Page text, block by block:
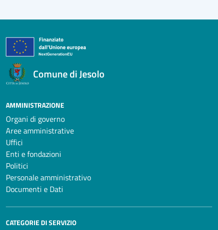
Comune di Jesolo
AMMINISTRAZIONE
Organi di governo
Aree amministrative
Uffici
Enti e fondazioni
Politici
Personale amministrativo
Documenti e Dati
CATEGORIE DI SERVIZIO